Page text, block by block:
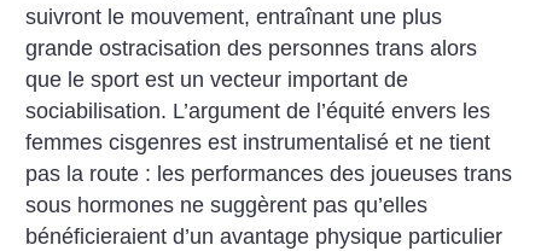
suivront le mouvement, entraînant une plus
grande ostracisation des personnes trans alors
que le sport est un vecteur important de
sociabilisation. L’argument de l’équité envers les
femmes cisgenres est instrumentalisé et ne tient
pas la route : les performances des joueuses trans
sous hormones ne suggèrent pas qu’elles
bénéficieraient d’un avantage physique particulier